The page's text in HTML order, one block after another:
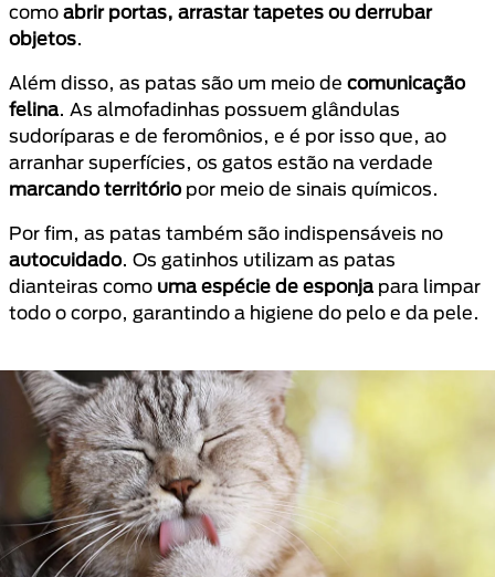
como abrir portas, arrastar tapetes ou derrubar
objetos.
Além disso, as patas são um meio de comunicação
felina. As almofadinhas possuem glândulas
sudoríparas e de feromônios, e é por isso que, ao
arranhar superfícies, os gatos estão na verdade
marcando territóriopor meio de sinais químicos.
Por fim, as patas também são indispensáveis no
autocuidado. Os gatinhos utilizam as patas
dianteiras como uma espécie de esponja para limpar
todo o corpo, garantindo a higiene do pelo e da pele.